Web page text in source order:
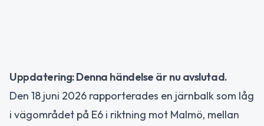
Uppdatering: Denna händelse är nu avslutad.
Den 18 juni 2026 rapporterades en järnbalk som låg
i vägområdet på E6 i riktning mot Malmö, mellan